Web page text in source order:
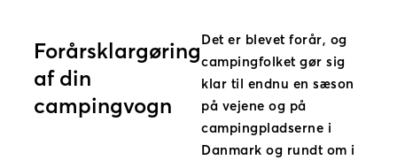
Forårsklargøring
af din
campingvogn
Det er blevet forår, og
campingfolket gør sig
klar til endnu en sæson
på vejene og på
campingpladserne i
Danmark og rundt om i